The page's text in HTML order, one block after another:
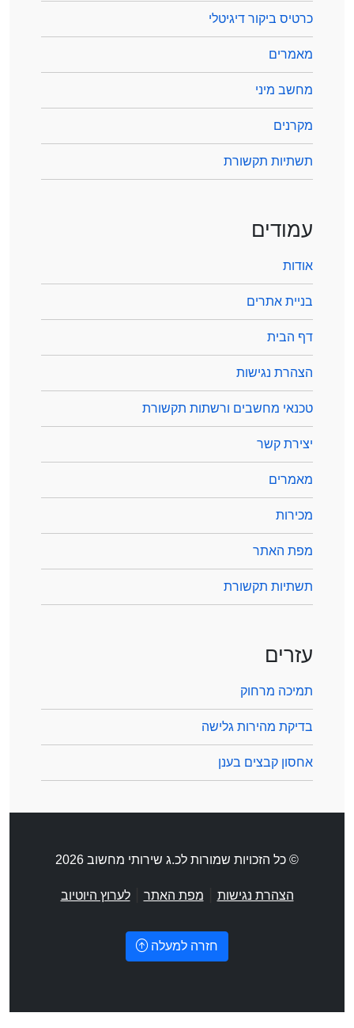
כרטיס ביקור דיגיטלי
מאמרים
מחשב מיני
מקרנים
תשתיות תקשורת
עמודים
אודות
בניית אתרים
דף הבית
הצהרת נגישות
טכנאי מחשבים ורשתות תקשורת
יצירת קשר
מאמרים
מכירות
מפת האתר
תשתיות תקשורת
עזרים
תמיכה מרחוק
בדיקת מהירות גלישה
אחסון קבצים בענן
© כל הזכויות שמורות לכ.ג שירותי מחשוב 2026
הצהרת נגישות מפת האתר |לערוץ היוטיוב
חזרה למעלה